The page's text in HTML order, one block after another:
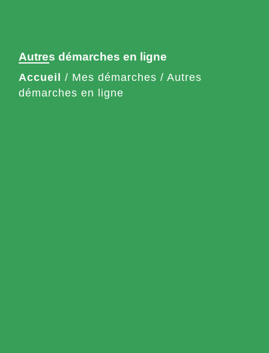
Autres démarches en ligne
Accueil / Mes démarches / Autres
démarches en ligne